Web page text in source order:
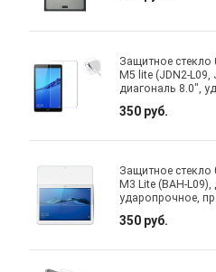
Защитное стекло
M5 lite (JDN2-L09,
диагональ 8.0",
350 руб.
Защитное стекло
M3 Lite (BAH-
ударопрочное,
350 руб.